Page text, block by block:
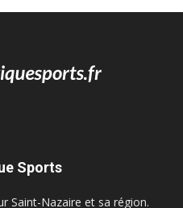
Sports
Saint-Nazaire et sa région.